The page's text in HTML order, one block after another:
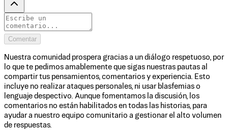
Comentar
Nuestra comunidad prospera gracias a un diálogo respetuoso, por
lo que te pedimos amablemente que sigas nuestras pautas al
compartir tus pensamientos, comentarios y experiencia. Esto
incluye no realizar ataques personales, ni usar blasfemias o
lenguaje despectivo. Aunque fomentamos la discusión, los
comentarios no están habilitados en todas las historias, para
ayudar a nuestro equipo comunitario a gestionar el alto volumen
de respuestas.